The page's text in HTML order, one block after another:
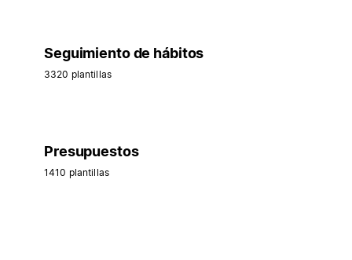
Seguimiento de hábitos
3320 plantillas
Presupuestos
1410 plantillas